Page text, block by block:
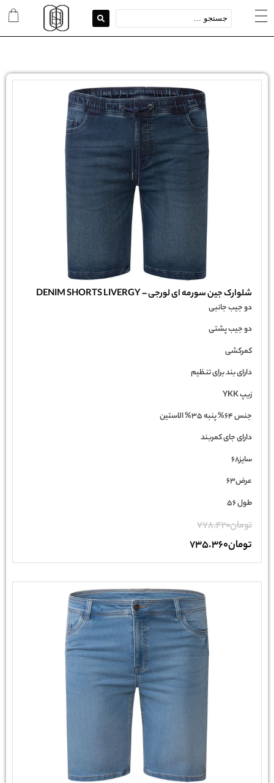
شلوارک جین سورمه ای لورجی – DENIM SHORTS LIVERGY
دو جیب جانبی
دو جیب پشتی
کمرکشی
دارای بند برای تنظیم
زیپ YKK
جنس 64% پنبه 35% الاستین
دارای جای کمربند
سایز68
عرض63
طول 56
تومان778.420
تومان735.360